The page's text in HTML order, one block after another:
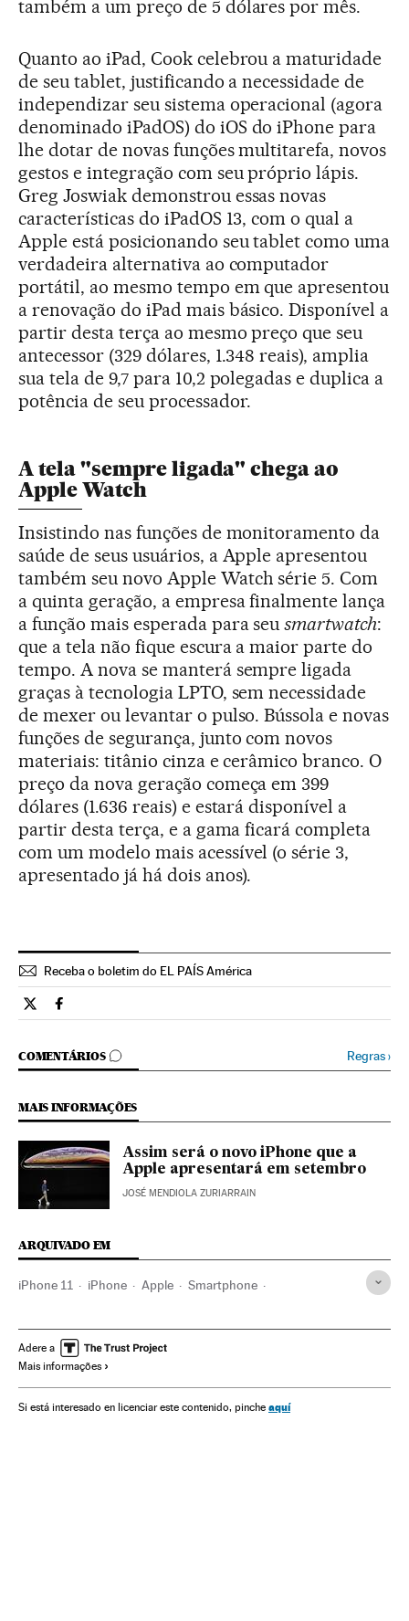
também a um preço de 5 dólares por mês.
Quanto ao iPad, Cook celebrou a maturidade
de seu tablet, justificando a necessidade de
independizar seu sistema operacional (agora
denominado iPadOS) do iOS do iPhone para
lhe dotar de novas funções multitarefa, novos
gestos e integração com seu próprio lápis.
Greg Joswiak demonstrou essas novas
características do iPadOS 13, com o qual a
Apple está posicionando seu tablet como uma
verdadeira alternativa ao computador
portátil, ao mesmo tempo em que apresentou
a renovação do iPad mais básico. Disponível a
partir desta terça ao mesmo preço que seu
antecessor (329 dólares, 1.348 reais), amplia
sua tela de 9,7 para 10,2 polegadas e duplica a
potência de seu processador.
A tela "sempre ligada" chega ao
Apple Watch
Insistindo nas funções de monitoramento da
saúde de seus usuários, a Apple apresentou
também seu novo Apple Watch série 5. Com
a quinta geração, a empresa finalmente lança
a função mais esperada para seusmartwatch:
que a tela não fique escura a maior parte do
tempo. A nova se manterá sempre ligada
graças à tecnologia LPTO, sem necessidade
de mexer ou levantar o pulso. Bússola e novas
funções de segurança, junto com novos
materiais: titânio cinza e cerâmico branco. O
preço da nova geração começa em 399
dólares (1.636 reais) e estará disponível a
partir desta terça, e a gama ficará completa
com um modelo mais acessível (o série 3,
apresentado já há dois anos).
Receba o boletim do EL PAÍS América
Tecnologia El País Brasil en Twitter
Tecnologia El País Brasil en Facebook
COMENTÁRIOS
COMENTÁRIOS Regras›
MAIS INFORMAÇÕES
Assim será o novo iPhone que a
Apple apresentará em setembro
JOSÉ MENDIOLA ZURIARRAIN
ARQUIVADO EM
iPhone 11 iPhone Apple Smartphone
Tecnologia
Adere a
Mais informações
Si está interesado en licenciar este contenido, pinche aquí